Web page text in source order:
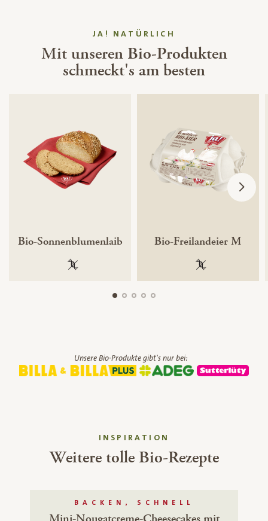
JA! NATÜRLICH
Mit unseren Bio-Produkten
schmeckt's am besten
Bio-Sonnenblumenlaib
100 % gentechnikfrei
Bio-Freilandeier M
100 %
Unsere Bio-Produkte gibt's nur bei:
INSPIRATION
Weitere tolle Bio-Rezepte
BACKEN, SCHNELL